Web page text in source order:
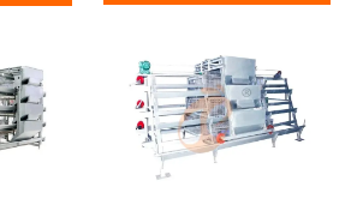
años.
horas. Número de WhatsApp:
+8618830120193, +234
8111199996